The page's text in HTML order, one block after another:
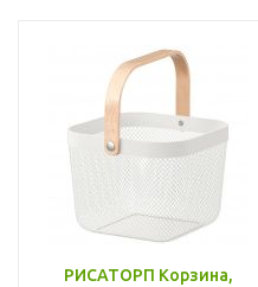
РИСАТОРП Корзина,